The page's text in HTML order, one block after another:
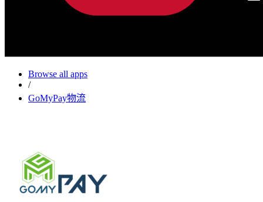
Browse all apps
/
GoMyPay物流